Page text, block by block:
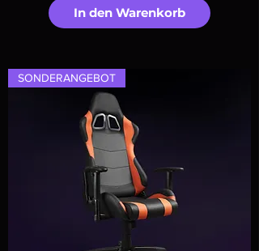
In den Warenkorb
SONDERANGEBOT